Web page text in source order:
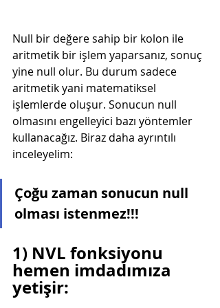
Null bir değere sahip bir kolon ile
aritmetik bir işlem yaparsanız, sonuç
yine null olur. Bu durum sadece
aritmetik yani matematiksel
işlemlerde oluşur. Sonucun null
olmasını engelleyici bazı yöntemler
kullanacağız. Biraz daha ayrıntılı
inceleyelim:
Çoğu zaman sonucun null
olması istenmez!!!
1) NVL fonksiyonu
hemen imdadımıza
yetişir: